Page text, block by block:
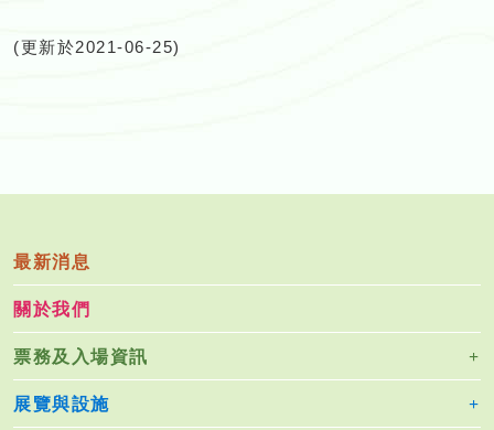
(更新於2021-06-25)
最新消息
關於我們
票務及入場資訊
展覽與設施